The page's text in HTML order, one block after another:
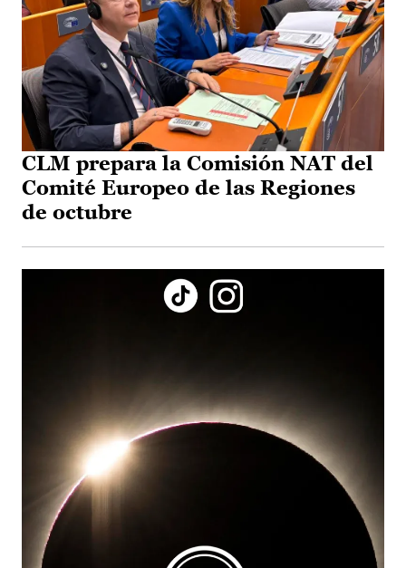
CLM prepara la Comisión NAT del
Comité Europeo de las Regiones
de octubre